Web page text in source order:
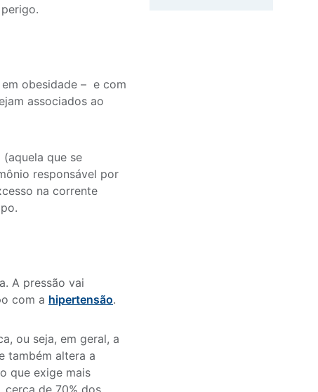
obesidade – e com
associados ao
que se
responsável por
na corrente
A pressão vai
com a hipertensão.
ou seja, em geral, a
também altera a
que exige mais
cerca de 70% dos